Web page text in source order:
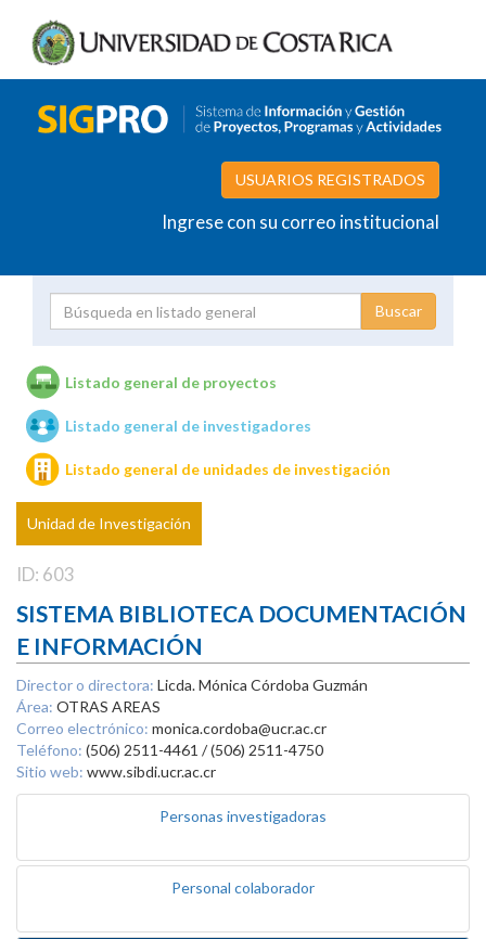
USUARIOS REGISTRADOS
Ingrese con su correo institucional
Unidades de investigación
Listado general de proyectos
Listado general de investigadores
Listado general de unidades de investigación
Unidad de Investigación
ID: 603
SISTEMA BIBLIOTECA DOCUMENTACIÓN
E INFORMACIÓN
Director o directora: Licda. Mónica Córdoba Guzmán
Área: OTRAS AREAS
Correo electrónico: monica.cordoba@ucr.ac.cr
Teléfono: (506) 2511-4461 / (506) 2511-4750
Sitio web: www.sibdi.ucr.ac.cr
Personas investigadoras
Personal colaborador